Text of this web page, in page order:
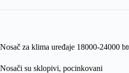
Nosač za klima uređaje 18000-24000
Nosači su sklopivi, pocinkovani